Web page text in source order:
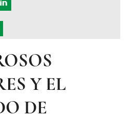
Y EL
DE